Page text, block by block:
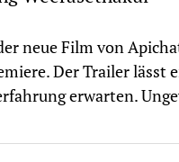
neue Film von
Der Trailer lässt
erwarten.